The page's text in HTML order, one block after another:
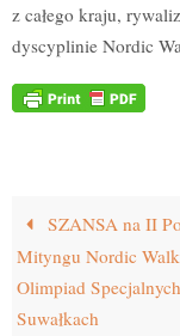
z całego kraju,
dyscyplinie Nordic
SZANSA na II
Mityngu Nordic
Olimpiad
Suwałkach